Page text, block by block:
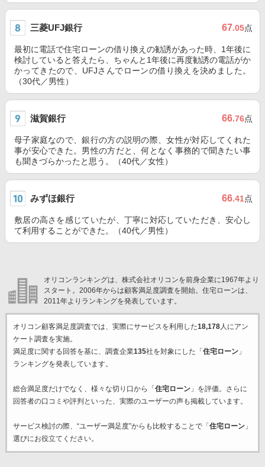
三菱UFJ銀行 67.05点
最初に電話で住宅ローンの借り換えの勧誘があった時、1年後に
検討していると答えたら、ちゃんと1年後に再度勧誘の電話がか
かってきたので、UFJさんでローンの借り換えを決めました。
（30代／男性）
滋賀銀行 66.76点
母子家庭なので、銀行の方の説明の際、女性が対応してくれた
事が安心できた。男性の方だと、何となく事務的で聞きたい事
も聞きづらかったと思う。（40代／女性）
みずほ銀行 66.41点
敷居の高さを感じていたが、丁寧に対応していただき、安心し
て利用することができた。（40代／男性）
オリコンランキングは、株式会社オリコンを前身企業に1967年より
スタート。2006年からは顧客満足度調査を開始。住宅ローンは、
2011年よりランキングを発表しています。
オリコン顧客満足度調査では、実際にサービスを利用した18,178人にアン
ケート調査を実施。
満足度に関する回答を基に、調査企業135社を対象にした「 住宅ローン」
ランキングを発表しています。
総合満足度だけでなく、様々な切り口から「 住宅ローン」を評価。さらに
回答者の口コミや評判といった、実際のユーザーの声も掲載しています。
サービス検討の際、“ユーザー満足度”からも比較することで「 住宅ローン」
選びにお役立てください。